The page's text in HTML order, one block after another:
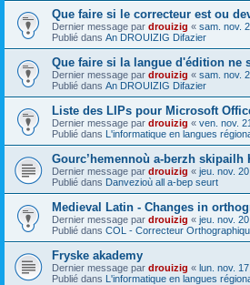
Que faire si le correcteur est ou
Dernier message par drouizig « sam. nov.
Publié dans An DROUIZIG Difazier
Que faire si la langue d'édition ne
Dernier message par drouizig « sam. nov.
Publié dans An DROUIZIG Difazier
Liste des LIPs pour Microsoft
Dernier message par drouizig « ven. nov.
Publié dans L'informatique en langues
Gourc’hemennoù a-berzh skipailh
Dernier message par drouizig « jeu. nov.
Publié dans Danvezioù all a-bep seurt
Medieval Latin - Changes in
Dernier message par drouizig « jeu. nov.
Publié dans COL - Correcteur
Fryske akademy
Dernier message par drouizig « lun. nov.
Publié dans L'informatique en langues